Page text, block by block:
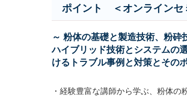
ポイント ＜オンラインセ
～ 粉体の基礎と製造技術、粉砕
ハイブリッド技術とシステムの
けるトラブル事例と対策とその
・経験豊富な講師から学ぶ、粉体